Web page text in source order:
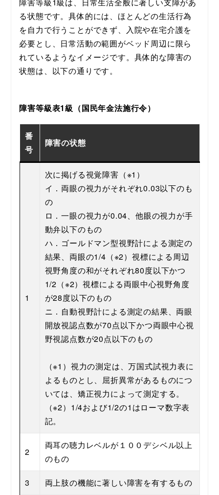
障害等級1級は、日常生活全般に著しい支障があ
る状態です。具体的には、ほとんどの生活行為
を自力で行うことができず、入院や在宅介護を
必要とし、日常活動の範囲がベッド周辺に限ら
れているようなイメージです。具体的な障害の
状態は、以下の通りです。
障害等級表1級（国民年金法施行令）
番
号
障害の状態
1
次に掲げる視覚障害（※1）
イ．両眼の視力がそれぞれ0.03以下のも
の
ロ．一眼の視力が0.04、他眼の視力が手
動弁以下のもの
ハ．ゴールドマン型視野計による測定の
結果、両眼の1/4（※2）視標による周辺
視野角度の和がそれぞれ80度以下かつ
1/2（※2）視標による両眼中心視野角度
が28度以下のもの
ニ．自動視野計による測定の結果、両眼
開放視認点数が70点以下かつ両眼中心視
野視認点数が20点以下のもの
（※1）視力の測定は、万国式試視力表に
よるものとし、屈折異常があるものにつ
いては、矯正視力によって測定する。
（※2）1/4および1/2の1はローマ数字表
記。
2
両耳の聴力レベルが１００デシベル以上
のもの
3 両上肢の機能に著しい障害を有するもの